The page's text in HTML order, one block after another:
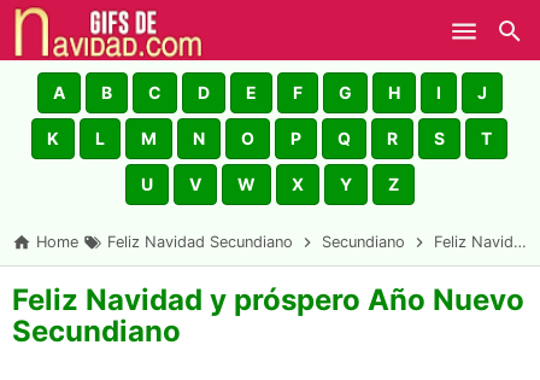
Skip to main content
A B C D E F G H I J
K L M N O P Q R S T
U V W X Y Z
Home Feliz Navidad Secundiano Secundiano Feliz Navidad y próspero Año Nuevo Secundiano
Feliz Navidad y próspero Año Nuevo
Secundiano